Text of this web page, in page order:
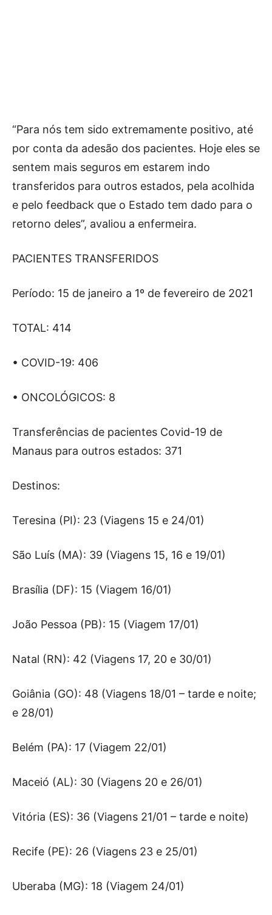
“Para nós tem sido extremamente positivo, até
por conta da adesão dos pacientes. Hoje eles se
sentem mais seguros em estarem indo
transferidos para outros estados, pela acolhida
e pelo feedback que o Estado tem dado para o
retorno deles”, avaliou a enfermeira.
PACIENTES TRANSFERIDOS
Período: 15 de janeiro a 1º de fevereiro de 2021
TOTAL: 414
• COVID-19: 406
• ONCOLÓGICOS: 8
Transferências de pacientes Covid-19 de
Manaus para outros estados: 371
Destinos:
Teresina (PI): 23 (Viagens 15 e 24/01)
São Luís (MA): 39 (Viagens 15, 16 e 19/01)
Brasília (DF): 15 (Viagem 16/01)
João Pessoa (PB): 15 (Viagem 17/01)
Natal (RN): 42 (Viagens 17, 20 e 30/01)
Goiânia (GO): 48 (Viagens 18/01 – tarde e noite;
e 28/01)
Belém (PA): 17 (Viagem 22/01)
Maceió (AL): 30 (Viagens 20 e 26/01)
Vitória (ES): 36 (Viagens 21/01 – tarde e noite)
Recife (PE): 26 (Viagens 23 e 25/01)
Uberaba (MG): 18 (Viagem 24/01)